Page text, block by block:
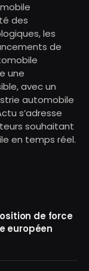
des
les
de
une
avec un
automobile
s’adresse
souhaitant
en temps réel.
de force
européen